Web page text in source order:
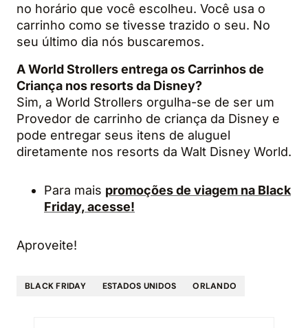
no horário que você escolheu. Você usa o
carrinho como se tivesse trazido o seu. No
seu último dia nós buscaremos.
A World Strollers entrega os Carrinhos de
Criança nos resorts da Disney?
Sim, a World Strollers orgulha-se de ser um
Provedor de carrinho de criança da Disney e
pode entregar seus itens de aluguel
diretamente nos resorts da Walt Disney World.
Para mais promoções de viagem na Black
Friday, acesse!
Aproveite!
BLACK FRIDAY ESTADOS UNIDOS ORLANDO